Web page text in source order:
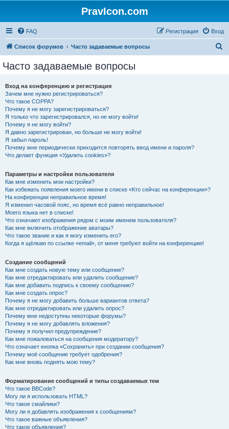
PravIcon.com
FAQ Вход
Регистрация
Список форумов Часто задаваемые вопросы
Часто задаваемые вопросы
Вход на конференцию и регистрация
Зачем мне нужно регистрироваться?
Что такое COPPA?
Почему я не могу зарегистрироваться?
Я только что зарегистрировался, но не могу войти!
Почему я не могу войти?
Я давно зарегистрирован, но больше не могу войти!
Я забыл пароль!
Почему мне периодически приходится повторять ввод имени и пароля?
Что делает функция «Удалить cookies»?
Параметры и настройки пользователя
Как мне изменить мои настройки?
Как избежать появления моего имени в списке «Кто сейчас на конференции»?
На конференции неправильное время!
Я изменил часовой пояс, но время всё равно неправильное!
Моего языка нет в списке!
Что означают изображения рядом с моим именем пользователя?
Как мне включить отображение аватары?
Что такое звание и как я могу изменить его?
Когда я щёлкаю по ссылке «email», от меня требуют войти на конференцию!
Создание сообщений
Как мне создать новую тему или сообщение?
Как мне отредактировать или удалить сообщение?
Как мне добавить подпись к своему сообщению?
Как мне создать опрос?
Почему я не могу добавить больше вариантов ответа?
Как мне отредактировать или удалить опрос?
Почему мне недоступны некоторые форумы?
Почему я не могу добавлять вложения?
Почему я получил предупреждение?
Как мне пожаловаться на сообщения модератору?
Что означает кнопка «Сохранить» при создании сообщения?
Почему моё сообщение требует одобрения?
Как мне вновь поднять мою тему?
Форматирование сообщений и типы создаваемых тем
Что такое BBCode?
Могу ли я использовать HTML?
Что такое смайлики?
Могу ли я добавлять изображения к сообщениям?
Что такое важные объявления?
Что такое объявления?